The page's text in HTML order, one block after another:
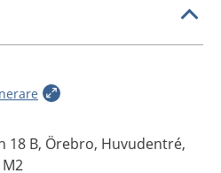
18 B, Örebro, Huvudentré,